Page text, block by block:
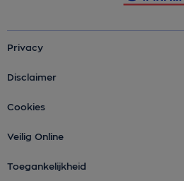
Privacy
Disclaimer
Cookies
Veilig Online
Toegankelijkheid